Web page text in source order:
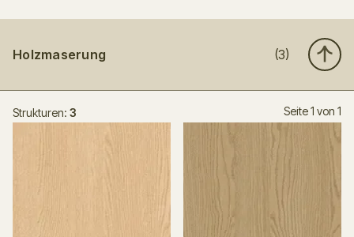
Holzmaserung (3)
Strukturen: 3 Seite 1 von 1